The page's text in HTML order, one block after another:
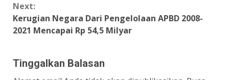
Next:
Kerugian Negara Dari Pengelolaan APBD 2008-
2021 Mencapai Rp 54,5 Milyar
Tinggalkan Balasan